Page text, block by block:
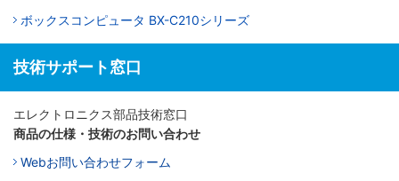
ボックスコンピュータ BX-C210シリーズ
技術サポート窓口
エレクトロニクス部品技術窓口
商品の仕様・技術のお問い合わせ
Webお問い合わせフォーム